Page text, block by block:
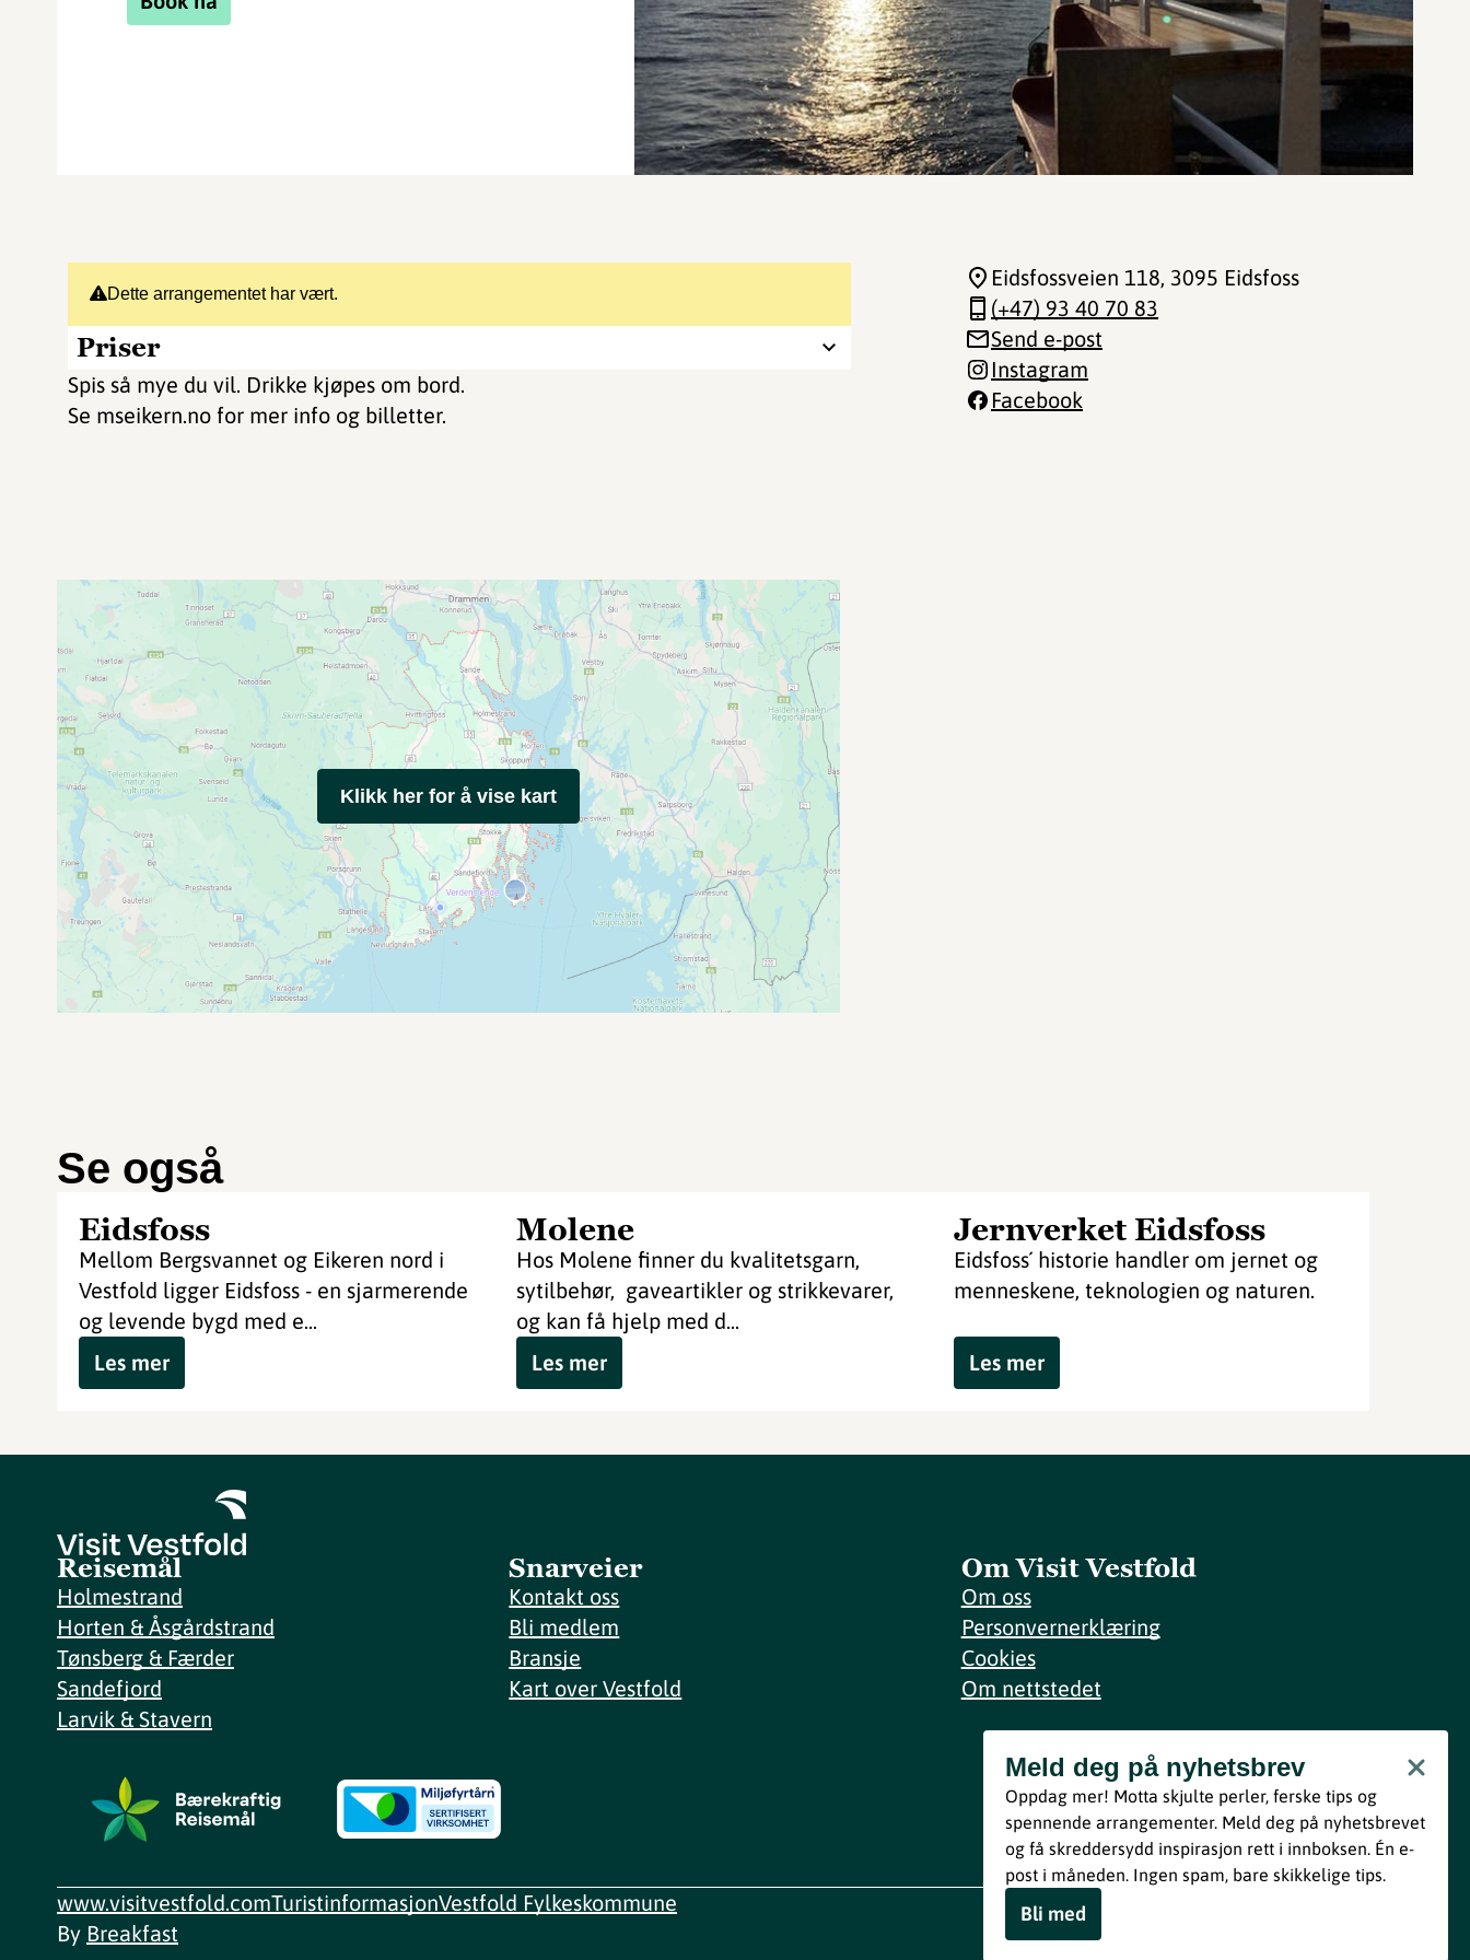
Dette arrangementet har vært.
Priser
Spis så mye du vil. Drikke kjøpes om bord.
Se mseikern.no for mer info og billetter.
Eidsfossveien 118, 3095 Eidsfoss
(+47) 93 40 70 83
Send e-post
Instagram
Facebook
Klikk her for å vise kart
Se også
Eidsfoss
Mellom Bergsvannet og Eikeren nord i
Vestfold ligger Eidsfoss - en sjarmerende
og levende bygd med e...
Les mer
Molene
Hos Molene finner du kvalitetsgarn,
sytilbehør, gaveartikler og strikkevarer,
og kan få hjelp med d...
Les mer
Jernverket Eidsfoss
Eidsfoss´ historie handler om jernet og
menneskene, teknologien og naturen.
Les mer
Reisemål
Holmestrand
Horten & Åsgårdstrand
Tønsberg & Færder
Sandefjord
Larvik & Stavern
Snarveier
Kontakt oss
Bli medlem
Bransje
Kart over Vestfold
Om Visit Vestfold
Om oss
Personvernerklæring
Cookies
Om nettstedet
Meld deg på nyhetsbrev
Bli med
Ved å melde deg inn godtar du våre vilkår i henhold til vår
personvernerklæring.
Meld deg på nyhetsbrev
Oppdag mer! Motta skjulte perler, ferske tips og
spennende arrangementer. Meld deg på nyhetsbrevet
og få skreddersydd inspirasjon rett i innboksen. Én e-
post i måneden. Ingen spam, bare skikkelige tips.
Bli med
www.visitvestfold.comTuristinformasjonVestfold Fylkeskommune
By Breakfast